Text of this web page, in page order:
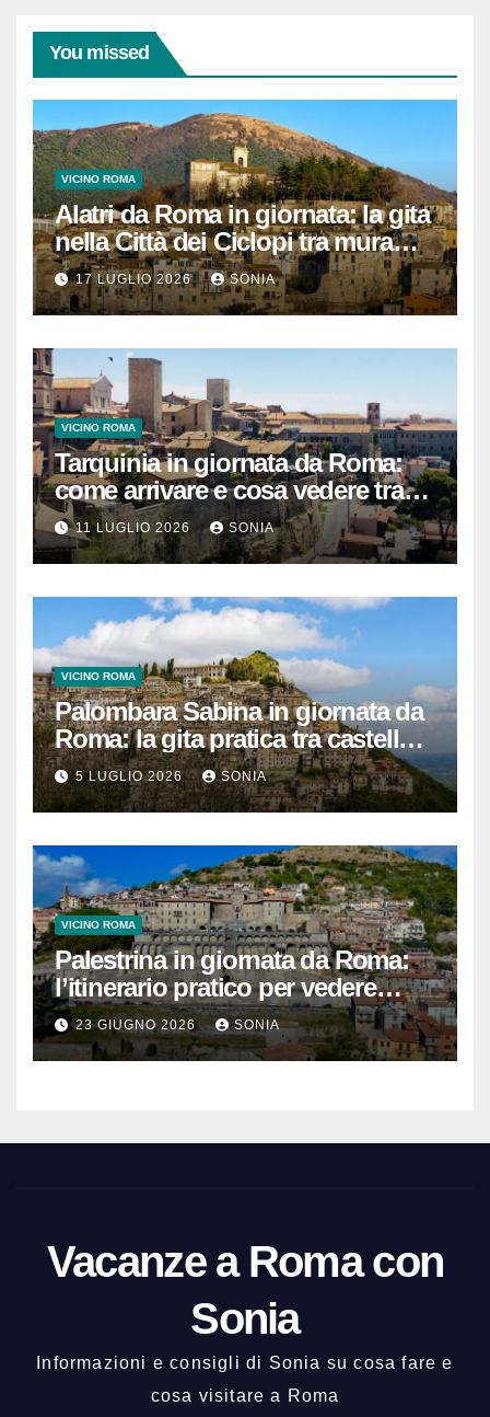
You missed
VICINO ROMA
Alatri da Roma in giornata: la gita
nella Città dei Ciclopi tra mura
megalitiche, vicoli medievali e
panorami di Ciociaria
17 LUGLIO 2026 SONIA
VICINO ROMA
Tarquinia in giornata da Roma:
come arrivare e cosa vedere tra
necropoli etrusca, museo e
centro storico
11 LUGLIO 2026 SONIA
VICINO ROMA
Palombara Sabina in giornata da
Roma: la gita pratica tra castello,
vicoli e Terme di Cretone
5 LUGLIO 2026 SONIA
VICINO ROMA
Palestrina in giornata da Roma:
l’itinerario pratico per vedere
Santuario, Museo e centro
storico
23 GIUGNO 2026 SONIA
Vacanze a Roma con
Sonia
Informazioni e consigli di Sonia su cosa fare e
cosa visitare a Roma